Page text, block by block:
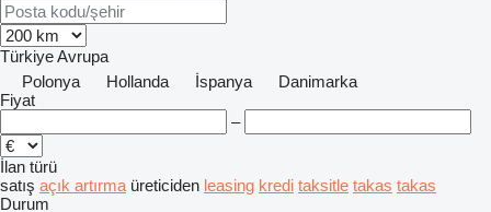
TürkiyeAvrupa
Polonya
Hollanda İspanya
Danimarka
Fiyat
–
İlan türü
satış açık artırma üreticiden leasing kredi taksitle takas takas
Durum